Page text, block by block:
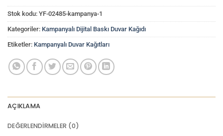
Stok kodu: YF-02485-kampanya-1
Kategoriler: Kampanyalı Dijital Baskı Duvar Kağıdı
Etiketler: Kampanyalı Duvar Kağıtları
AÇIKLAMA
DEĞERLENDIRMELER (0)